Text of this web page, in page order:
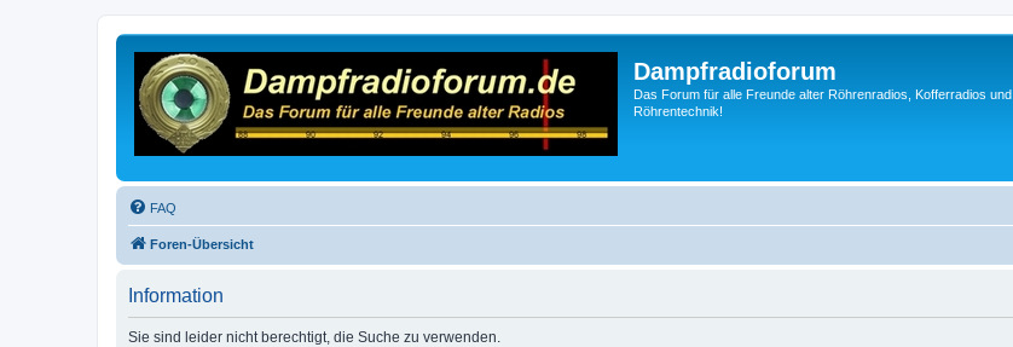
Dampfradioforum
Das Forum für alle Freunde alter Röhrenradios, Kofferradios und
Röhrentechnik!
FAQ
Foren-Übersicht
Information
Sie sind leider nicht berechtigt, die Suche zu verwenden.